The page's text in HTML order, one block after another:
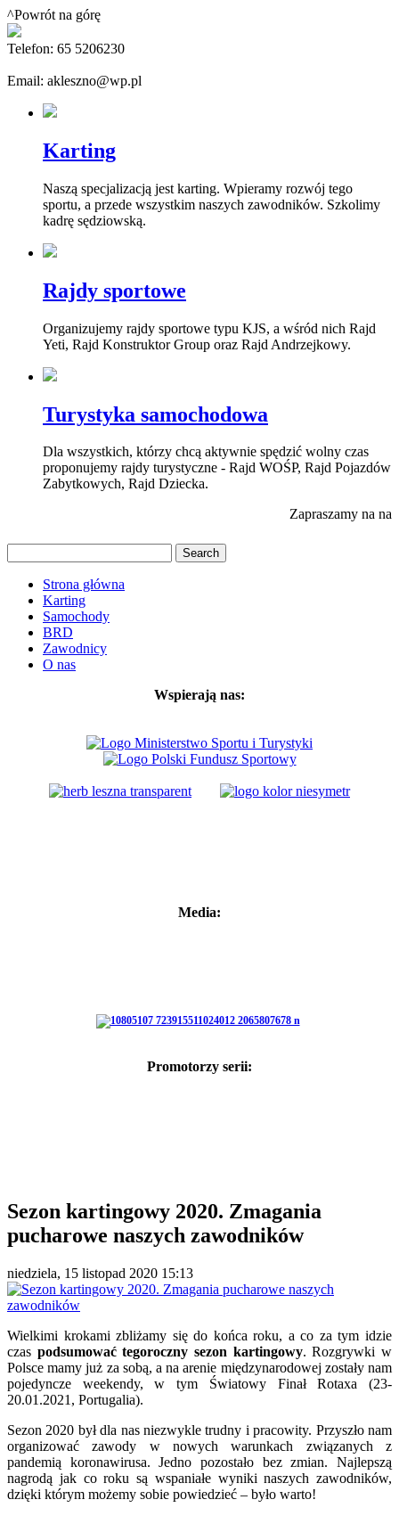
^Powrót na górę
Telefon: 65 5206230
Email: akleszno@wp.pl
Karting
Naszą specjalizacją jest karting. Wpieramy rozwój tego
sportu, a przede wszystkim naszych zawodników. Szkolimy
kadrę sędziowską.
Rajdy sportowe
Organizujemy rajdy sportowe typu KJS, a wśród nich Rajd
Yeti, Rajd Konstruktor Group oraz Rajd Andrzejkowy.
Turystyka samochodowa
Dla wszystkich, którzy chcą aktywnie spędzić wolny czas
proponujemy rajdy turystyczne - Rajd WOŚP, Rajd Pojazdów
Zabytkowych, Rajd Dziecka.
Zapraszamy na
Strona główna
Karting
Samochody
BRD
Zawodnicy
O nas
Wspierają nas:
Media:
Promotorzy serii:
Sezon kartingowy 2020. Zmagania
pucharowe naszych zawodników
niedziela, 15 listopad 2020 15:13
Wielkimi krokami zbliżamy się do końca roku, a co za tym idzie
czas podsumować tegoroczny sezon kartingowy. Rozgrywki w
Polsce mamy już za sobą, a na arenie międzynarodowej zostały nam
pojedyncze weekendy, w tym Światowy Finał Rotaxa (23-
20.01.2021, Portugalia).
Sezon 2020 był dla nas niezwykle trudny i pracowity. Przyszło nam
organizować zawody w nowych warunkach związanych z
pandemią koronawirusa. Jedno pozostało bez zmian. Najlepszą
nagrodą jak co roku są wspaniałe wyniki naszych zawodników,
dzięki którym możemy sobie powiedzieć – było warto!